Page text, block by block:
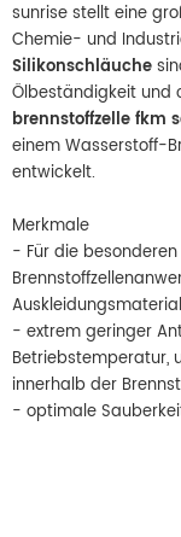
sunrise stellt eine
Chemie- und
Silikonschläuche
Ölbeständigkeit und
brennstoffzelle fkm
einem Wasserstoff-
entwickelt.
Merkmale
- Für die
- extrem geringer
Betriebstemperatur,
innerhalb der
- optimale